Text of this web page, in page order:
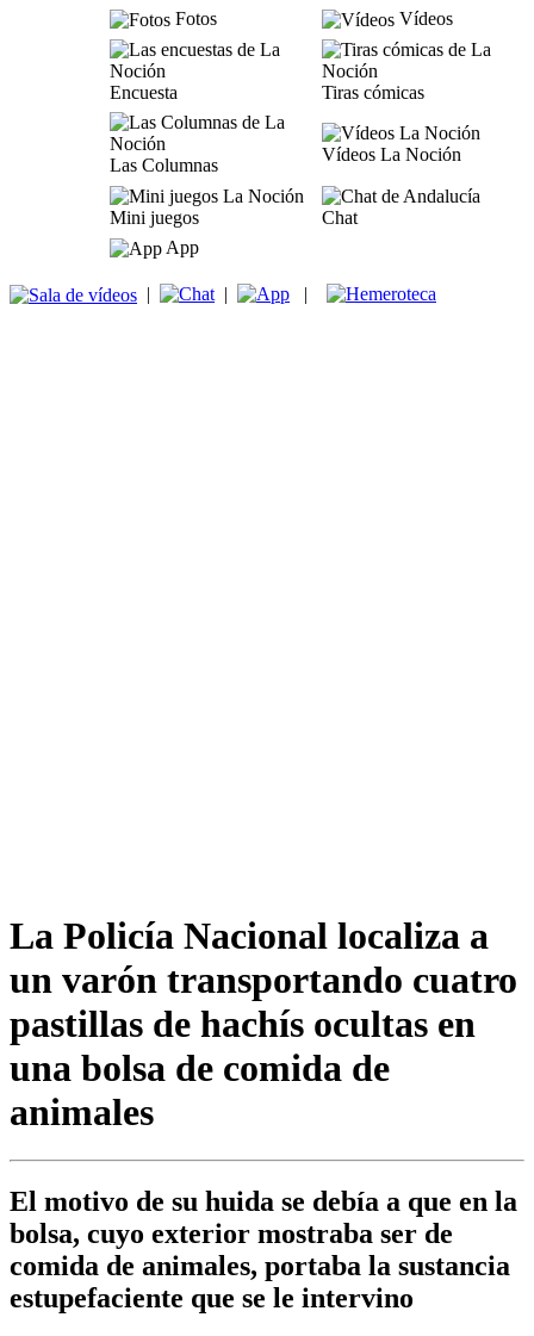
Fotos
Vídeos
Encuesta Tiras cómicas
Las Columnas
Vídeos La Noción
Mini juegos
Chat
App
| | |
La Policía Nacional localiza a
un varón transportando cuatro
pastillas de hachís ocultas en
una bolsa de comida de
animales
El motivo de su huida se debía a que en la
bolsa, cuyo exterior mostraba ser de
comida de animales, portaba la sustancia
estupefaciente que se le intervino